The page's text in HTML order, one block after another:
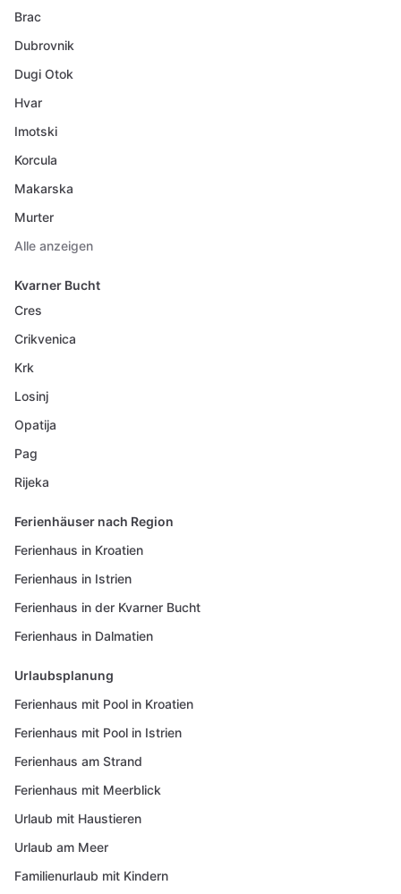
Brac
Dubrovnik
Dugi Otok
Hvar
Imotski
Korcula
Makarska
Murter
Alle anzeigen
Kvarner Bucht
Cres
Crikvenica
Krk
Losinj
Opatija
Pag
Rijeka
Ferienhäuser nach Region
Ferienhaus in Kroatien
Ferienhaus in Istrien
Ferienhaus in der Kvarner Bucht
Ferienhaus in Dalmatien
Urlaubsplanung
Ferienhaus mit Pool in Kroatien
Ferienhaus mit Pool in Istrien
Ferienhaus am Strand
Ferienhaus mit Meerblick
Urlaub mit Haustieren
Urlaub am Meer
Familienurlaub mit Kindern